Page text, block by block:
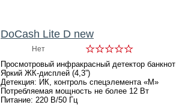
DoCash Lite D new
Нет
Просмотровый инфракрасный детектор банкнот
Яркий ЖК-дисплей (4,3”)
Детекция: ИК, контроль спецэлемента «М»
Потребляемая мощность не более 12 Вт
Питание: 220 В/50 Гц